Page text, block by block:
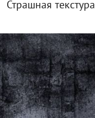
Страшная текстура